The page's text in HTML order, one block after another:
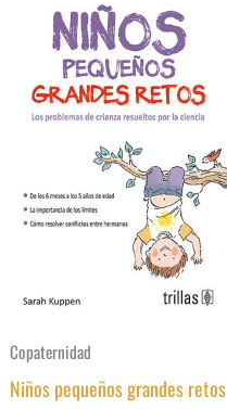
Copaternidad
Niños pequeños grandes retos